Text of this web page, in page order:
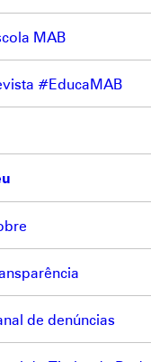
MAB
#EducaMAB
de denúncias